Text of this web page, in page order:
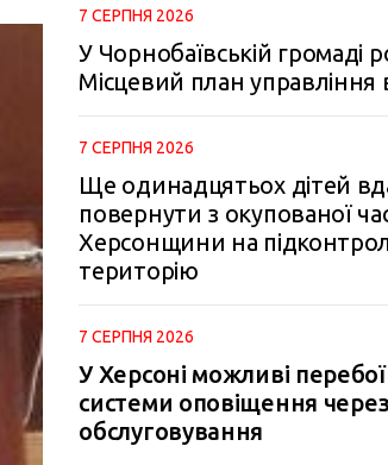
7 СЕРПНЯ 2026
У Чорнобаївській громаді
Місцевий план управління
7 СЕРПНЯ 2026
Ще одинадцятьох дітей
повернути з окупованої
Херсонщини на
територію
7 СЕРПНЯ 2026
У Херсоні можливі перебої
системи оповіщення
обслуговування